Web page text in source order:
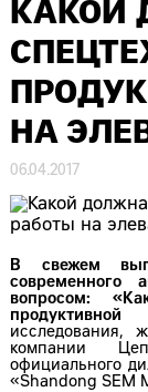
КАКОЙ
НА
06.04.2017
В свежем
современного
вопросом:
исследования,
компании
официального
«Shandong SEM